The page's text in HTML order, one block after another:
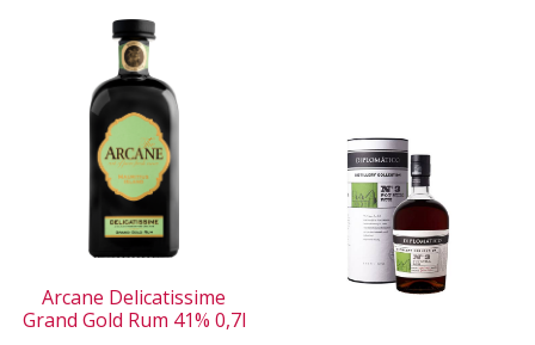
Arcane Delicatissime
Grand Gold Rum 41% 0,7l